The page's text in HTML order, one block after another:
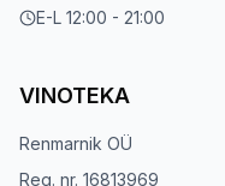
E-L 12:00 - 21:00
VINOTEKA
Renmarnik OÜ
Reg. nr. 16813969